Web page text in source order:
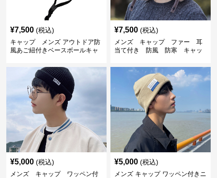
¥7,500 (税込)
キャップ メンズ アウトドア防
風あご紐付きベースボールキャ
¥7,500 (税込)
メンズ キャップ ファー 耳
当て付き 防風 防寒 キャッ
¥5,000 (税込)
メンズ キャップ ワッペン付
¥5,000 (税込)
メンズ キャップ ワッペン付きニ